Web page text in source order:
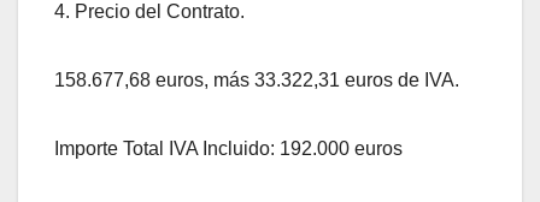
4. Precio del Contrato.
158.677,68 euros, más 33.322,31 euros de IVA.
Importe Total IVA Incluido: 192.000 euros